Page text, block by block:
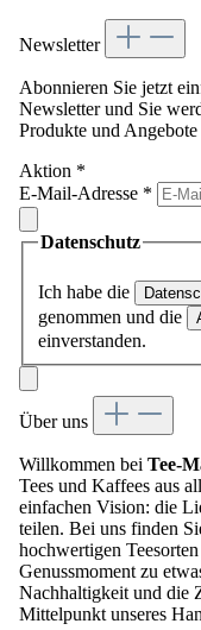
Newsletter
Abonnieren Sie jetzt
Newsletter und Sie
Produkte und
Aktion *
E-Mail-Adresse *
Datenschutz
Ich habe die
genommen und die
einverstanden.
Über uns
Willkommen bei Tee-
Tees und Kaffees aus
einfachen Vision: die
teilen. Bei uns finden
hochwertigen
Genussmoment zu
Nachhaltigkeit und die
Mittelpunkt unseres